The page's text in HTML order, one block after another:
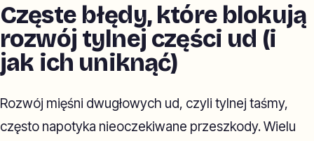
Częste błędy, które blokują
rozwój tylnej części ud (i
jak ich uniknąć)
Rozwój mięśni dwugłowych ud, czyli tylnej taśmy,
często napotyka nieoczekiwane przeszkody. Wielu